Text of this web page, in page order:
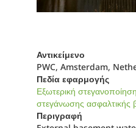
Αντικείμενο
PWC, Amsterdam,
Πεδία εφαρμογής
Εξωτερική
στεγάνωσης ασφαλτικής
Περιγραφή